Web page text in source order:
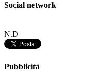
Social network
N.D
Pubblicità